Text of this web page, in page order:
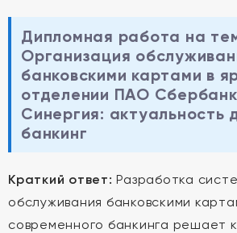
Дипломная работа на
Организация
банковскими картами в
отделении ПАО
Синергия: актуальность
банкинг
Краткий ответ: Разработка
обслуживания банковскими
современного банкинга решает